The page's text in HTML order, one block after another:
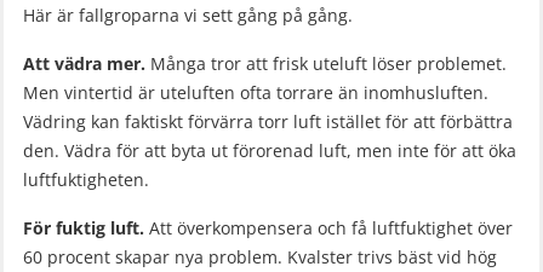
Här är fallgroparna vi sett gång på gång.
Att vädra mer. Många tror att frisk uteluft löser problemet.
Men vintertid är uteluften ofta torrare än inomhusluften.
Vädring kan faktiskt förvärra torr luft istället för att förbättra
den. Vädra för att byta ut förorenad luft, men inte för att öka
luftfuktigheten.
För fuktig luft. Att överkompensera och få luftfuktighet över
60 procent skapar nya problem. Kvalster trivs bäst vid hög